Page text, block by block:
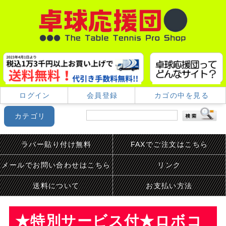
ログイン 会員登録 カゴの中を見る
ラバー貼り付け無料 FAXでご注文はこちら
メールでお問い合わせはこちら リンク
送料について お支払い方法
★特別サービス付★ロボコ
カテゴリ